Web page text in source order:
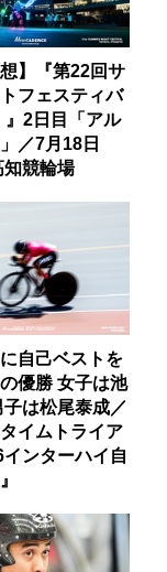
想】『第22回サ
フェスティバ
』2日目「アル
／7月18日
知競輪場
自己ベストを
優勝 女子は池
子は松尾泰成／
イムトライア
ンターハイ自